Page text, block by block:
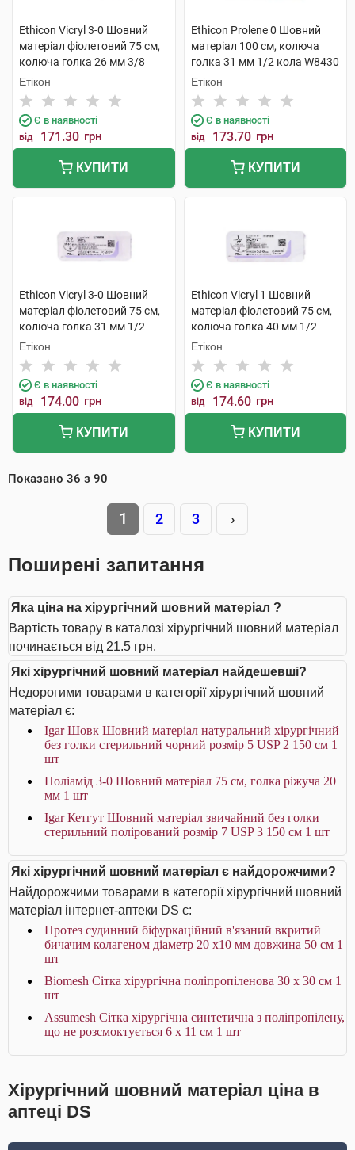
Ethicon Vicryl 3-0 Шовний
матеріал фіолетовий 75 см,
колюча голка 26 мм 3/8
кола W9890 1 шт
Етікон
Є в наявності
від 171.30 грн
КУПИТИ
Ethicon Prolene 0 Шовний
матеріал 100 см, колюча
голка 31 мм 1/2 кола W8430
1 шт
Етікон
Є в наявності
від 173.70 грн
КУПИТИ
Ethicon Vicryl 3-0 Шовний
матеріал фіолетовий 75 см,
колюча голка 31 мм 1/2
кола W9130 1 шт
Етікон
Є в наявності
від 174.00 грн
КУПИТИ
Ethicon Vicryl 1 Шовний
матеріал фіолетовий 75 см,
колюча голка 40 мм 1/2
кола W9231 1 шт
Етікон
Є в наявності
від 174.60 грн
КУПИТИ
Показано 36 з 90
1 2 3 ›
Поширені запитання
Яка ціна на хірургічний шовний матеріал ?
Вартість товару в каталозі хірургічний шовний матеріал
починається від 21.5 грн.
Які хірургічний шовний матеріал найдешевші?
Недорогими товарами в категорії хірургічний шовний
матеріал є:
Igar Шовк Шовний матеріал натуральний хірургічний
без голки стерильний чорний розмір 5 USP 2 150 см 1
шт
Поліамід 3-0 Шовний матеріал 75 см, голка ріжуча 20
мм 1 шт
Igar Кетгут Шовний матеріал звичайний без голки
стерильний полірований розмір 7 USP 3 150 см 1 шт
Які хірургічний шовний матеріал є найдорожчими?
Найдорожчими товарами в категорії хірургічний шовний
матеріал інтернет-аптеки DS є:
Протез судинний біфуркаційний в'язаний вкритий
бичачим колагеном діаметр 20 х10 мм довжина 50 см 1
шт
Biomesh Сітка хірургічна поліпропіленова 30 х 30 см 1
шт
Assumesh Сітка хірургічна синтетична з поліпропілену,
що не розсмоктується 6 х 11 см 1 шт
Хірургічний шовний матеріал ціна в
аптеці DS